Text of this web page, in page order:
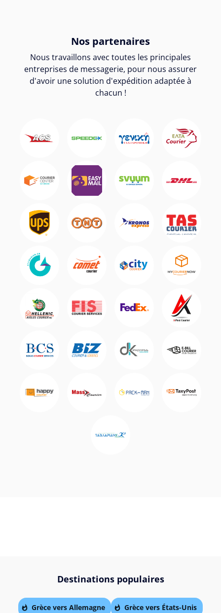
Nos partenaires
Nous travaillons avec toutes les principales
entreprises de messagerie, pour nous assurer
d'avoir une solution d'expédition adaptée à
chacun !
Destinations populaires
Grèce vers Allemagne Grèce vers États-Unis